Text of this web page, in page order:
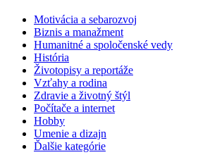
Motivácia a sebarozvoj
Biznis a manažment
Humanitné a spoločenské vedy
História
Životopisy a reportáže
Vzťahy a rodina
Zdravie a životný štýl
Počítače a internet
Hobby
Umenie a dizajn
Ďalšie kategórie